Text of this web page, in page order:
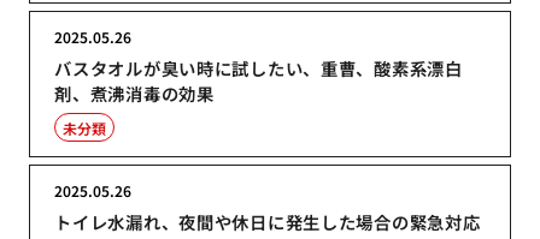
バスタオルが臭い時に試したい、重曹、酸素系漂白
剤、煮沸消毒の効果
2025.05.26
未分類
トイレ水漏れ、夜間や休日に発生した場合の緊急対応
2025.05.26